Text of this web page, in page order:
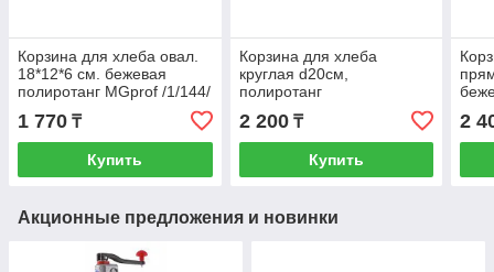
Корзина для хлеба овал.
18*12*6 см. бежевая
полиротанг MGprof /1/144/
1 770 ₸
Купить
Корзина для хлеба
круглая d20см,
полиротанг
2 200₸
Купить
2
Акционные предложения и новинки